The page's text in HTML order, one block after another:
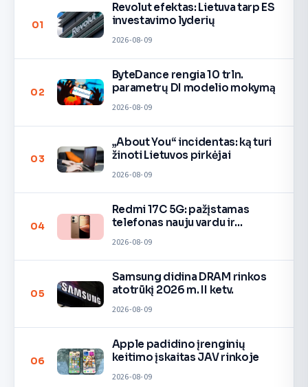
01
Revolut efektas: Lietuva tarp ES
investavimo lyderių
2026-08-09
02
ByteDance rengia 10 trln.
parametrų DI modelio mokymą
2026-08-09
03
„About You“ incidentas: ką turi
žinoti Lietuvos pirkėjai
2026-08-09
04
Redmi 17C 5G: pažįstamas
telefonas nauju vardu ir
2026-08-09
05
Samsung didina DRAM rinkos
atotrūkį 2026 m. II ketv.
2026-08-09
06
Apple padidino įrenginių
keitimo įskaitas JAV rinkoje
2026-08-09